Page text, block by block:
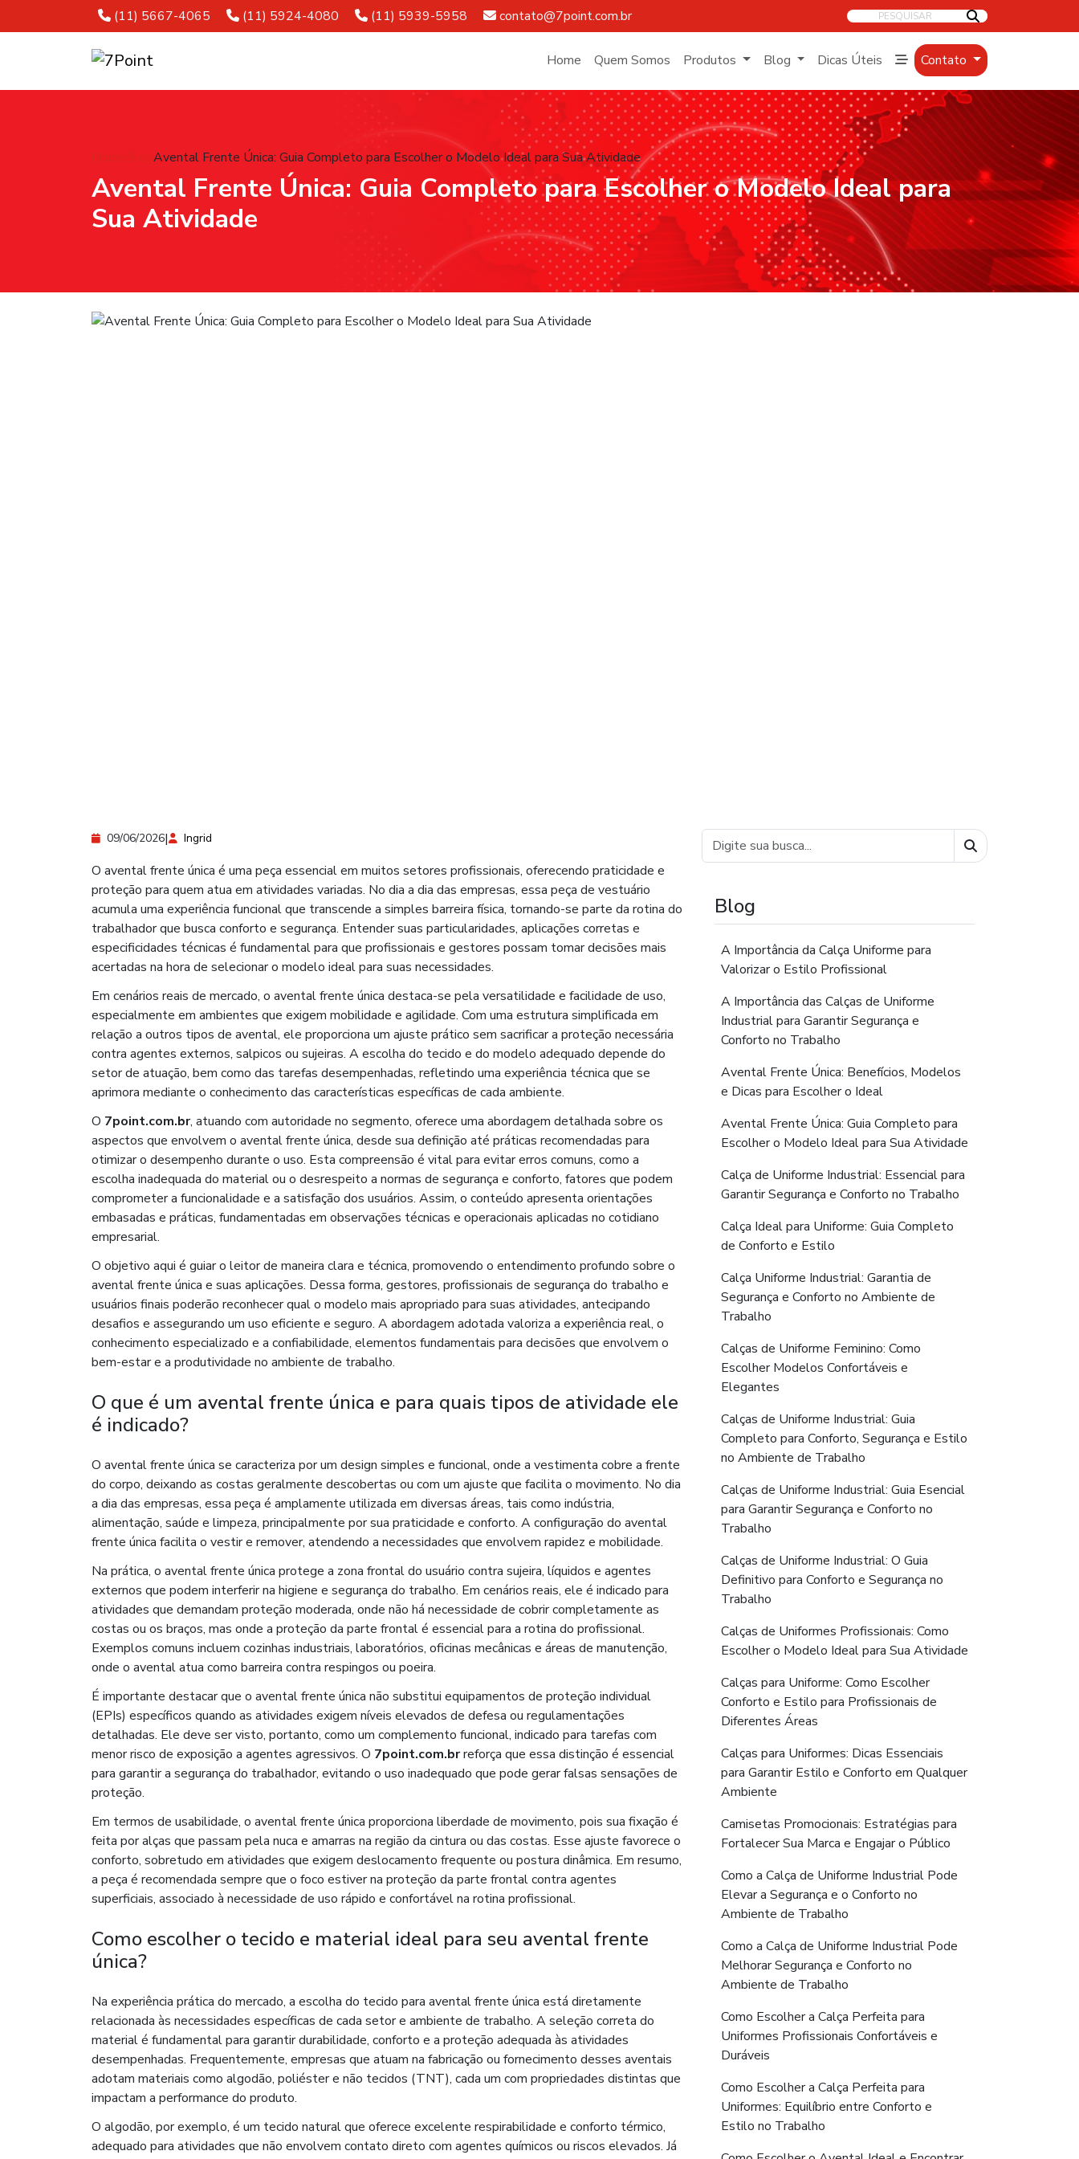
Telefone:
(11) 5667-4065 Telefone:
(11) 5924-4080 Telefone:
(11) 5939-5958 E-mail:
contato@7point.com.br PESQUISAR
Home Quem Somos Produtos Blog Dicas Úteis Contato
Avental Frente Única: Guia Completo para Escolher o Modelo Ideal para Sua Atividade
Avental Frente Única: Guia Completo para Escolher o Modelo Ideal para
Sua Atividade
09/06/2026| Ingrid
O avental frente única é uma peça essencial em muitos setores profissionais, oferecendo praticidade e
proteção para quem atua em atividades variadas. No dia a dia das empresas, essa peça de vestuário
acumula uma experiência funcional que transcende a simples barreira física, tornando-se parte da rotina do
trabalhador que busca conforto e segurança. Entender suas particularidades, aplicações corretas e
especificidades técnicas é fundamental para que profissionais e gestores possam tomar decisões mais
acertadas na hora de selecionar o modelo ideal para suas necessidades.
Em cenários reais de mercado, o avental frente única destaca-se pela versatilidade e facilidade de uso,
especialmente em ambientes que exigem mobilidade e agilidade. Com uma estrutura simplificada em
relação a outros tipos de avental, ele proporciona um ajuste prático sem sacrificar a proteção necessária
contra agentes externos, salpicos ou sujeiras. A escolha do tecido e do modelo adequado depende do
setor de atuação, bem como das tarefas desempenhadas, refletindo uma experiência técnica que se
aprimora mediante o conhecimento das características específicas de cada ambiente.
O 7point.com.br, atuando com autoridade no segmento, oferece uma abordagem detalhada sobre os
aspectos que envolvem o avental frente única, desde sua definição até práticas recomendadas para
otimizar o desempenho durante o uso. Esta compreensão é vital para evitar erros comuns, como a
escolha inadequada do material ou o desrespeito a normas de segurança e conforto, fatores que podem
comprometer a funcionalidade e a satisfação dos usuários. Assim, o conteúdo apresenta orientações
embasadas e práticas, fundamentadas em observações técnicas e operacionais aplicadas no cotidiano
empresarial.
O objetivo aqui é guiar o leitor de maneira clara e técnica, promovendo o entendimento profundo sobre o
avental frente única e suas aplicações. Dessa forma, gestores, profissionais de segurança do trabalho e
usuários finais poderão reconhecer qual o modelo mais apropriado para suas atividades, antecipando
desafios e assegurando um uso eficiente e seguro. A abordagem adotada valoriza a experiência real, o
conhecimento especializado e a confiabilidade, elementos fundamentais para decisões que envolvem o
bem-estar e a produtividade no ambiente de trabalho.
O que é um avental frente única e para quais tipos de atividade ele
é indicado?
O avental frente única se caracteriza por um design simples e funcional, onde a vestimenta cobre a frente
do corpo, deixando as costas geralmente descobertas ou com um ajuste que facilita o movimento. No dia
a dia das empresas, essa peça é amplamente utilizada em diversas áreas, tais como indústria,
alimentação, saúde e limpeza, principalmente por sua praticidade e conforto. A configuração do avental
frente única facilita o vestir e remover, atendendo a necessidades que envolvem rapidez e mobilidade.
Na prática, o avental frente única protege a zona frontal do usuário contra sujeira, líquidos e agentes
externos que podem interferir na higiene e segurança do trabalho. Em cenários reais, ele é indicado para
atividades que demandam proteção moderada, onde não há necessidade de cobrir completamente as
costas ou os braços, mas onde a proteção da parte frontal é essencial para a rotina do profissional.
Exemplos comuns incluem cozinhas industriais, laboratórios, oficinas mecânicas e áreas de manutenção,
onde o avental atua como barreira contra respingos ou poeira.
É importante destacar que o avental frente única não substitui equipamentos de proteção individual
(EPIs) específicos quando as atividades exigem níveis elevados de defesa ou regulamentações
detalhadas. Ele deve ser visto, portanto, como um complemento funcional, indicado para tarefas com
menor risco de exposição a agentes agressivos. O 7point.com.brreforça que essa distinção é essencial
para garantir a segurança do trabalhador, evitando o uso inadequado que pode gerar falsas sensações de
proteção.
Em termos de usabilidade, o avental frente única proporciona liberdade de movimento, pois sua fixação é
feita por alças que passam pela nuca e amarras na região da cintura ou das costas. Esse ajuste favorece o
conforto, sobretudo em atividades que exigem deslocamento frequente ou postura dinâmica. Em resumo,
a peça é recomendada sempre que o foco estiver na proteção da parte frontal contra agentes
superficiais, associado à necessidade de uso rápido e confortável na rotina profissional.
Como escolher o tecido e material ideal para seu avental frente
única?
Na experiência prática do mercado, a escolha do tecido para avental frente única está diretamente
relacionada às necessidades específicas de cada setor e ambiente de trabalho. A seleção correta do
material é fundamental para garantir durabilidade, conforto e a proteção adequada às atividades
desempenhadas. Frequentemente, empresas que atuam na fabricação ou fornecimento desses aventais
adotam materiais como algodão, poliéster e não tecidos (TNT), cada um com propriedades distintas que
impactam a performance do produto.
O algodão, por exemplo, é um tecido natural que oferece excelente respirabilidade e conforto térmico,
adequado para atividades que não envolvem contato direto com agentes químicos ou riscos elevados. Já
Buscar
Blog
A Importância da Calça Uniforme para
Valorizar o Estilo Profissional
A Importância das Calças de Uniforme
Industrial para Garantir Segurança e
Conforto no Trabalho
Avental Frente Única: Benefícios, Modelos
e Dicas para Escolher o Ideal
Avental Frente Única: Guia Completo para
Escolher o Modelo Ideal para Sua Atividade
Calça de Uniforme Industrial: Essencial para
Garantir Segurança e Conforto no Trabalho
Calça Ideal para Uniforme: Guia Completo
de Conforto e Estilo
Calça Uniforme Industrial: Garantia de
Segurança e Conforto no Ambiente de
Trabalho
Calças de Uniforme Feminino: Como
Escolher Modelos Confortáveis e
Elegantes
Calças de Uniforme Industrial: Guia
Completo para Conforto, Segurança e Estilo
no Ambiente de Trabalho
Calças de Uniforme Industrial: Guia Esencial
para Garantir Segurança e Conforto no
Trabalho
Calças de Uniforme Industrial: O Guia
Definitivo para Conforto e Segurança no
Trabalho
Calças de Uniformes Profissionais: Como
Escolher o Modelo Ideal para Sua Atividade
Calças para Uniforme: Como Escolher
Conforto e Estilo para Profissionais de
Diferentes Áreas
Calças para Uniformes: Dicas Essenciais
para Garantir Estilo e Conforto em Qualquer
Ambiente
Camisetas Promocionais: Estratégias para
Fortalecer Sua Marca e Engajar o Público
Como a Calça de Uniforme Industrial Pode
Elevar a Segurança e o Conforto no
Ambiente de Trabalho
Como a Calça de Uniforme Industrial Pode
Melhorar Segurança e Conforto no
Ambiente de Trabalho
Como Escolher a Calça Perfeita para
Uniformes Profissionais Confortáveis e
Duráveis
Como Escolher a Calça Perfeita para
Uniformes: Equilíbrio entre Conforto e
Estilo no Trabalho